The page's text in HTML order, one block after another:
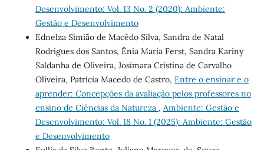
Desenvolvimento: Vol. 13 No. 2 (2020): Ambiente:
Gestão e Desenvolvimento
Ednelza Simião de Macêdo Silva, Sandra de Natal
Rodrigues dos Santos, Ênia Maria Ferst, Sandra Kariny
Saldanha de Oliveira, Josimara Cristina de Carvalho
Oliveira, Patrícia Macedo de Castro, Entre o ensinar e o
aprender: Concepções da avaliação pelos professores no
ensino de Ciências da Natureza , Ambiente: Gestão e
Desenvolvimento: Vol. 18 No. 1 (2025): Ambiente: Gestão
e Desenvolvimento